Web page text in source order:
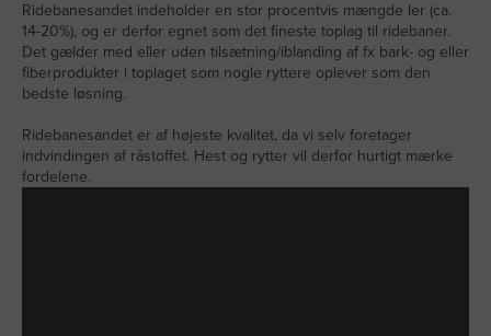
Ridebanesandet indeholder en stor procentvis mængde ler (ca.
14-20%), og er derfor egnet som det fineste toplag til ridebaner.
Det gælder med eller uden tilsætning/iblanding af fx bark- og eller
fiberprodukter i toplaget som nogle ryttere oplever som den
bedste løsning.
Ridebanesandet er af højeste kvalitet, da vi selv foretager
indvindingen af råstoffet. Hest og rytter vil derfor hurtigt mærke
fordelene.